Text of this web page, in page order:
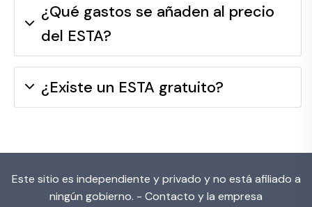
¿Qué gastos se añaden al precio
del ESTA?
¿Existe un ESTA gratuito?
Este sitio es independiente y privado y no está afiliado a
ningún gobierno. - Contacto y la empresa